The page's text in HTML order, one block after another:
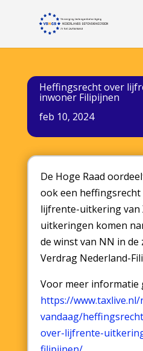
Heffingsrecht over
inwoner Filipijnen
feb 10, 2024
De Hoge Raad
ook een
lijfrente-uitkering van
uitkeringen komen
de winst van NN in de
Verdrag Nederland-
Voor meer informatie
https://www.taxlive.nl/
vandaag/heffingsrech
over-lijfrente-